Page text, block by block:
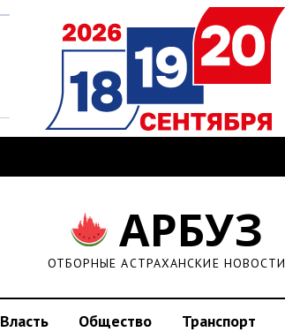
АРБУЗ
ОТБОРНЫЕ АСТРАХАНСКИЕ НОВОСТИ
Власть Общество Транспорт